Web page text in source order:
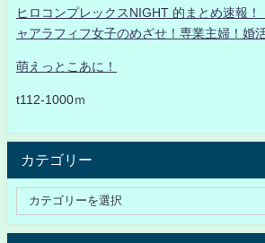
ヒロコンプレックスNIGHT 的まとめ速報
ャアラフィフ女子のめざせ！専業主婦！婚
萌えっとこあに！
t112-1000ｍ
カテゴリー